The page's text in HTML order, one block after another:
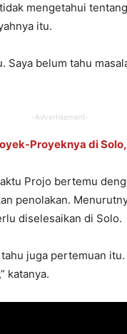
mengetahui
itu.
Saya belum tahu
-Advertisement-
Proyeknya di
Projo bertemu
penolakan.
diselesaikan di Solo.
tahu juga pertemuan itu.
katanya.